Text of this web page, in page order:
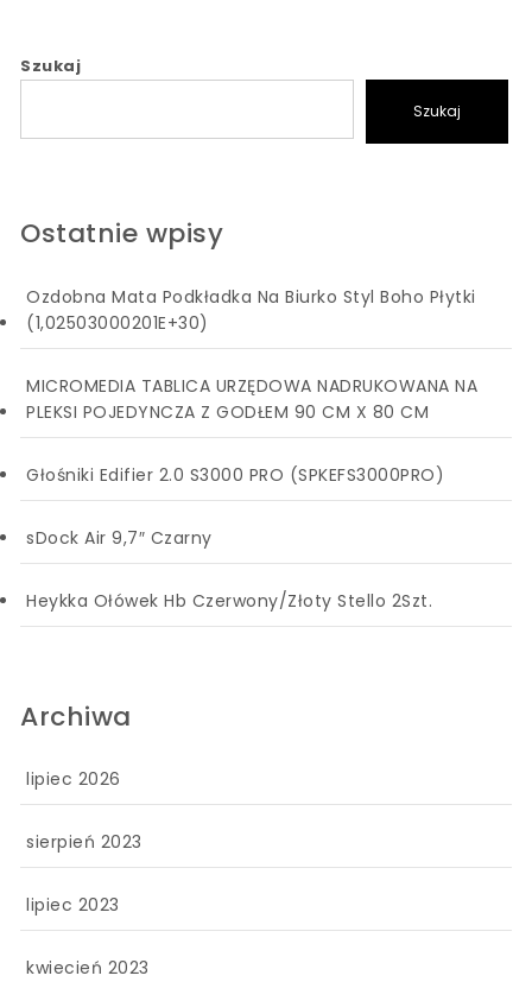
Szukaj
Szukaj
Ostatnie wpisy
Ozdobna Mata Podkładka Na Biurko Styl Boho Płytki
(1,02503000201E+30)
MICROMEDIA TABLICA URZĘDOWA NADRUKOWANA NA
PLEKSI POJEDYNCZA Z GODŁEM 90 CM X 80 CM
Głośniki Edifier 2.0 S3000 PRO (SPKEFS3000PRO)
sDock Air 9,7″ Czarny
Heykka Ołówek Hb Czerwony/Złoty Stello 2Szt.
Archiwa
lipiec 2026
sierpień 2023
lipiec 2023
kwiecień 2023